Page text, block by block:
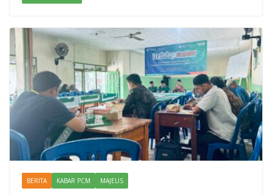
BERITA KABAR PCM MAJELIS